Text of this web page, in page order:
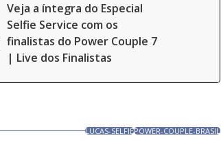
Veja a íntegra do Especial
Selfie Service com os
finalistas do Power Couple 7
| Live dos Finalistas
LUCAS-SELFIEPOWER-COUPLE-BRASIL